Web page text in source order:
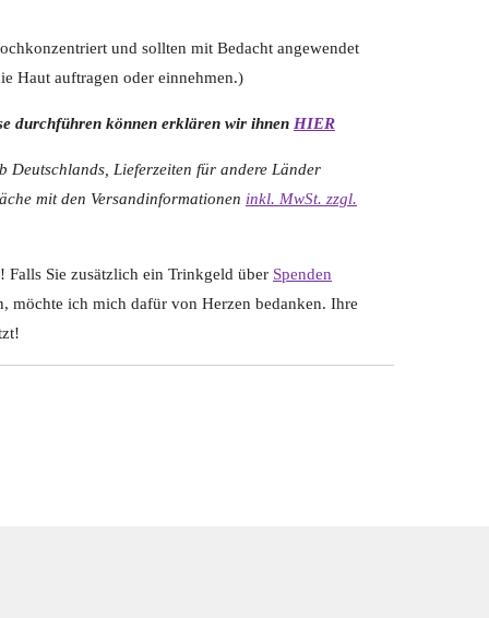
und sollten mit Bedacht angewendet
Haut auftragen oder einnehmen.)
durchführen können erklären wir ihnen HIER
Lieferzeiten für andere Länder
mit den Versandinformationen inkl. MwSt. zzgl.
Sie zusätzlich ein Trinkgeld über Spenden
möchte ich mich dafür von Herzen bedanken. Ihre